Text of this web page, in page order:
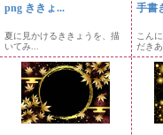
png ききょ...
夏に見かけるききょうを、描
いてみ...
手書
こん
だきあ